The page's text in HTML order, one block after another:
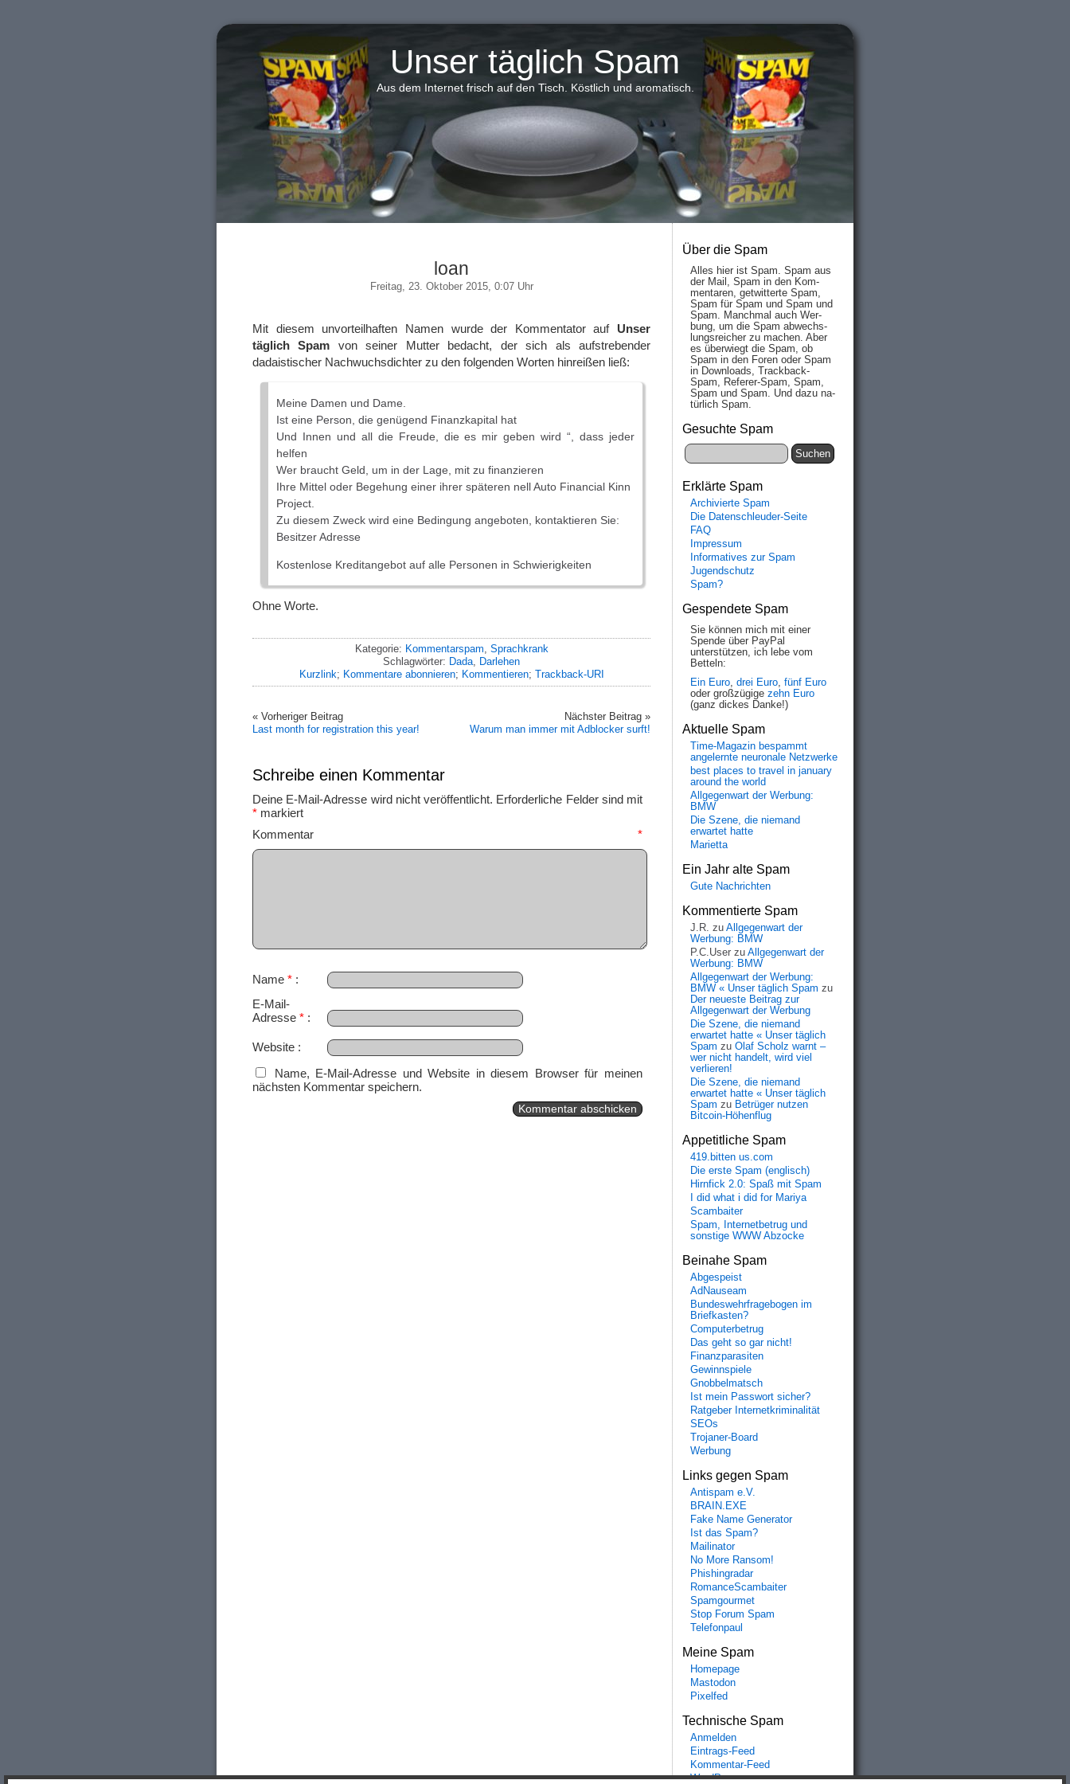
Unser täglich Spam
Aus dem Internet frisch auf den Tisch. Köstlich und aromatisch.
loan
Freitag, 23. Oktober 2015, 0:07 Uhr
Mit diesem unvorteilhaften Namen wurde der Kommentator auf Unser
täglich Spam von seiner Mutter bedacht, der sich als aufstrebender
dadaistischer Nachwuchsdichter zu den folgenden Worten hinreißen ließ:
Meine Damen und Dame.
Ist eine Person, die genügend Finanzkapital hat
Und Innen und all die Freude, die es mir geben wird “, dass jeder
helfen
Wer braucht Geld, um in der Lage, mit zu finanzieren
Ihre Mittel oder Begehung einer ihrer späteren nell Auto Financial Kinn
Project.
Zu diesem Zweck wird eine Bedingung angeboten, kontaktieren Sie:
Besitzer Adresse
Kostenlose Kreditangebot auf alle Personen in Schwierigkeiten
Ohne Worte.
Kategorie: Kommentarspam Sprachkrank
Schlagwörter: Dada
Darlehen
Kurzlink; Kommentare abonnieren; Kommentieren; Trackback-URI
« Vorheriger Beitrag
Last month for registration this year!
Nächster Beitrag »
Warum man immer mit Adblocker surft!
Schreibe einen Kommentar
Deine E-Mail-Adresse wird nicht veröffentlicht. Erforderliche Felder sind mit
* markiert
Kommentar *
Name *
E-Mail-
Adresse *
Website
Name, E-Mail-Adresse und Website in diesem Browser für meinen
nächsten Kommentar speichern.
Über die Spam
Alles hier ist Spam. Spam aus
der Mail, Spam in den Kom­
men­taren, ge­twit­ter­te Spam,
Spam für Spam und Spam und
Spam. Manch­mal auch Wer­
bung, um die Spam ab­wechs­
lungs­reich­er zu mach­en. Aber
es über­wiegt die Spam, ob
Spam in den Fo­ren oder Spam
in Down­loads, Track­back-
Spam, Re­fe­rer-Spam, Spam,
Spam und Spam. Und da­zu na­
tür­lich Spam.
Gesuchte Spam
Erklärte Spam
Archivierte Spam
Die Datenschleuder-Seite
FAQ
Impressum
Informatives zur Spam
Jugendschutz
Spam?
Gespendete Spam
Sie können mich mit einer
Spende über PayPal
unterstützen, ich lebe vom
Betteln:
Ein Euro, drei Euro, fünf Euro
oder großzügige zehn Euro
(ganz dickes Danke!)
Aktuelle Spam
Time-Magazin bespammt
angelernte neuronale Netzwerke
best places to travel in january
around the world
Allgegenwart der Werbung:
BMW
Die Szene, die niemand
erwartet hatte
Marietta
Ein Jahr alte Spam
Gute Nachrichten
Kommentierte Spam
J.R. zu Allgegenwart der
Werbung: BMW
P.C.User zu Allgegenwart der
Werbung: BMW
Allgegenwart der Werbung:
BMW « Unser täglich Spam zu
Der neueste Beitrag zur
Allgegenwart der Werbung
Die Szene, die niemand
erwartet hatte « Unser täglich
Spam zu Olaf Scholz warnt –
wer nicht handelt, wird viel
verlieren!
Die Szene, die niemand
erwartet hatte « Unser täglich
Spam zu Betrüger nutzen
Bitcoin-Höhenflug
Appetitliche Spam
419.bitten us.com
Die erste Spam (englisch)
Hirnfick 2.0: Spaß mit Spam
I did what i did for Mariya
Scambaiter
Spam, Internetbetrug und
sonstige WWW Abzocke
Beinahe Spam
Abgespeist
AdNauseam
Bundeswehrfragebogen im
Briefkasten?
Computerbetrug
Das geht so gar nicht!
Finanzparasiten
Gewinnspiele
Gnobbelmatsch
Ist mein Passwort sicher?
Ratgeber Internetkriminalität
SEOs
Trojaner-Board
Werbung
Links gegen Spam
Antispam e.V.
BRAIN.EXE
Fake Name Generator
Ist das Spam?
Mailinator
No More Ransom!
Phishingradar
RomanceScambaiter
Spamgourmet
Stop Forum Spam
Telefonpaul
Meine Spam
Homepage
Mastodon
Pixelfed
Technische Spam
Anmelden
Eintrags-Feed
Kommentar-Feed
WordPress.org